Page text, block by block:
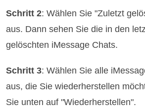
Schritt 2: Wählen Sie "Zuletzt
aus. Dann sehen Sie die in den
gelöschten iMessage Chats.
Schritt 3: Wählen Sie alle
aus, die Sie wiederherstellen
Sie unten auf "Wiederherstellen".